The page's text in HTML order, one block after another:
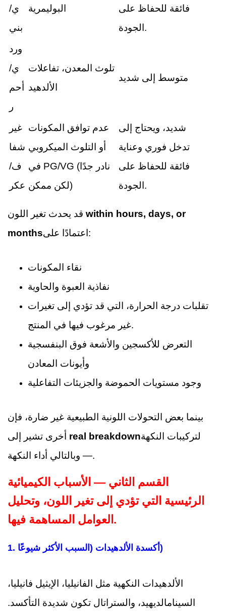
ي/
بني
البوليمرية
فائقة للحفاظ على
الجودة.
ورد
ي/
أحم
ر
تلوث المعدن، تفاعلات
الألدهيد
متوسط إلى شديد
غير
شفا
ف/
عكر
عدم توافق المكونات
أو التلوث الميكروبي
في PG/VG (نادر جدًا
لكن ممكن)
شديد، ويحتاج إلى
تدخل فوري وعناية
فائقة للحفاظ على
الجودة.
within hours, days, or
months
اعتمادًا على:
نقاء المكونات
نفاذية العبوة والحاوية
تقلبات درجة الحرارة، التي قد تؤدي إلى تغيرات
غير مرغوب فيها في المنتج.
التعرض للأكسجين والأشعة فوق البنفسجية
وأيونات المعادن
وجود مستويات الحموضة والجزيئات التفاعلية
بينما بعض التحولات اللونية الطبيعية غير ضارة، فإن
real breakdownلتركيبات النكهة
— وبالتالي أداء النكهة.
القسم الثاني — الأسباب الكيميائية
الرئيسية التي تؤدي إلى تغير اللون، وتحليل
العوامل المساهمة فيها.
1. أكسدة الألدهيدات (السبب الأكثر شيوعًا)
الألدهيدات النكهية مثل الفانيليا، الإيثيل فانيليا،
السينامالديهيد، والستراتال تكون شديدة التأكسد.